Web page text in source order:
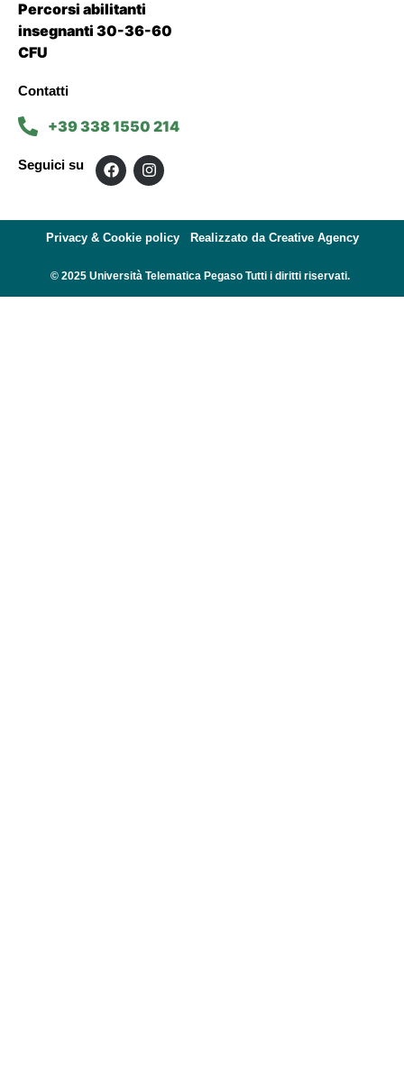
Percorsi abilitanti
insegnanti 30-36-60
CFU
Contatti
+39 338 1550 214
Seguici su
Privacy & Cookie policy Realizzato da Creative Agency
© 2025 Università Telematica Pegaso Tutti i diritti riservati.